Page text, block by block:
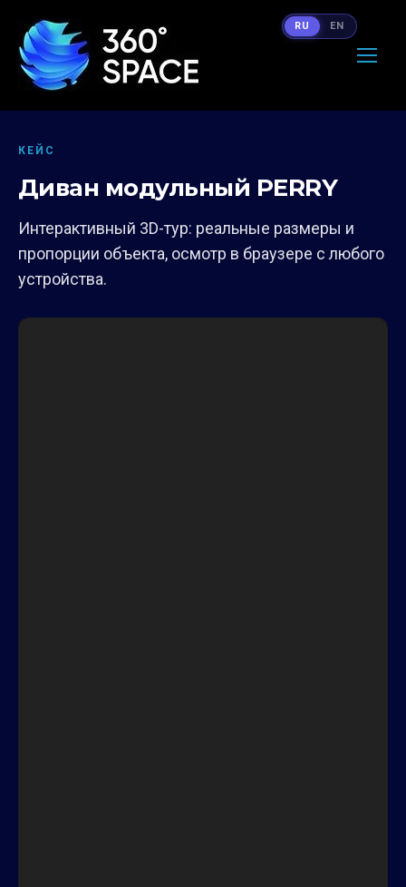
КЕЙС
Диван модульный PERRY
Интерактивный 3D-тур: реальные размеры и
пропорции объекта, осмотр в браузере с любого
устройства.
RU EN